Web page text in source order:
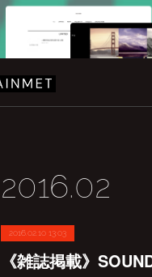
2016.02
2016.02.10 13:03
《雑誌掲載》